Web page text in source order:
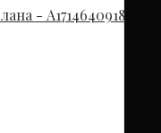
- A1714640918